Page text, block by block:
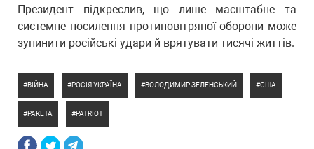
Президент підкреслив, що лише масштабне та
системне посилення протиповітряної оборони може
зупинити російські удари й врятувати тисячі життів.
ВІЙНА РОСІЯ УКРАЇНА ВОЛОДИМИР ЗЕЛЕНСЬКИЙ США
РАКЕТА PATRIOT